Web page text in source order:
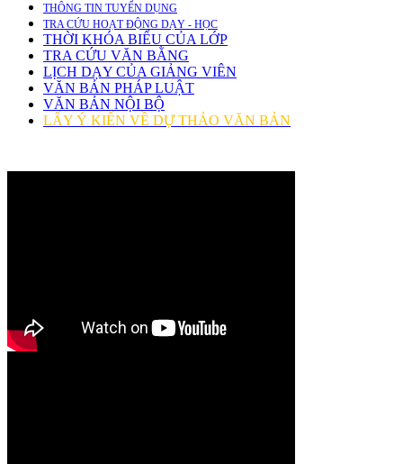
THÔNG TIN TUYỂN DỤNG
TRA CỨU HOẠT ĐỘNG DẠY - HỌC
THỜI KHÓA BIỂU CỦA LỚP
TRA CỨU VĂN BẰNG
LỊCH DẠY CỦA GIẢNG VIÊN
VĂN BẢN PHÁP LUẬT
VĂN BẢN NỘI BỘ
LẤY Ý KIẾN VỀ DỰ THẢO VĂN BẢN